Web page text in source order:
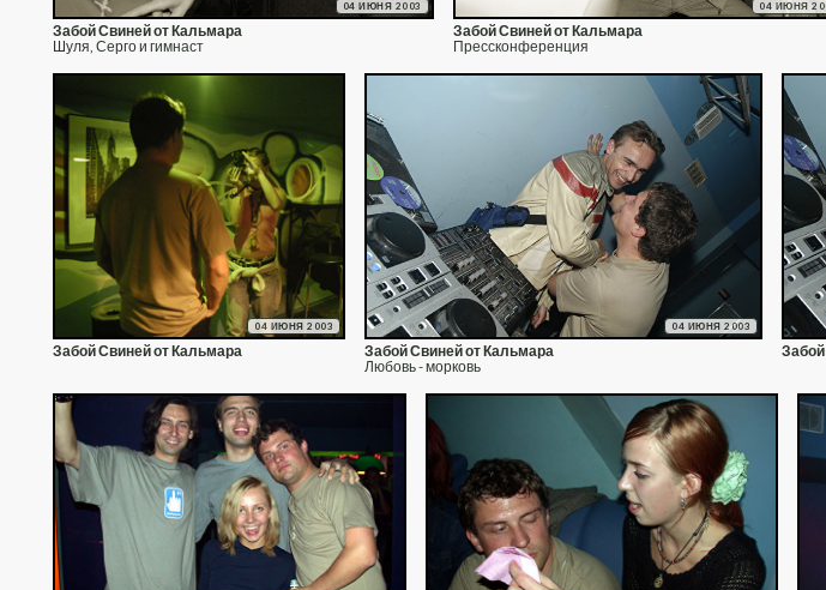
04 ИЮНЯ 2003
Забой Свиней от Кальмара
Шуля, Серго и гимнаст
04 ИЮНЯ
Забой Свиней от Кальмара
Прессконференция
04 ИЮНЯ 2003
Забой Свиней от Кальмара
04 ИЮНЯ 2003
Забой Свиней от Кальмара
Любовь - морковь